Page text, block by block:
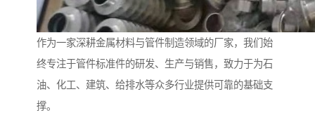
作为一家深耕金属材料与管件制造领域的厂家，我们始
终专注于管件标准件的研发、生产与销售，致力于为石
油、化工、建筑、给排水等众多行业提供可靠的基础支
撑。